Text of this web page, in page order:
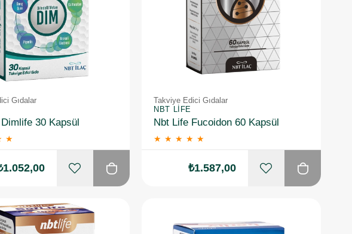
Gıdalar
30 Kapsül
★
Takviye Edici Gıdalar
NBT LIFE
Nbt Life Fucoidon 60 Kapsül
★ ★ ★ ★ ★
₺1.587,00